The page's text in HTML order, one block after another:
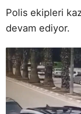
Polis ekipleri
devam ediyor.